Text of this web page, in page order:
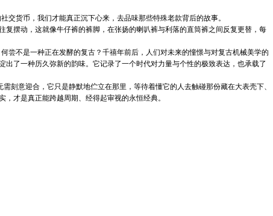
货币，我们才能真正沉下心来，去品味那些特殊老款背后的故事。
复摆动，这就像牛仔裤的裤脚，在张扬的喇叭裤与利落的直筒裤之间反复更替，每
尝不是一种正在发酵的复古？千禧年前后，人们对未来的憧憬与对复古机械美学的
了一种历久弥新的韵味。它记录了一个时代对力量与个性的极致表达，也承载了
刻意迎合，它只是静默地伫立在那里，等待着懂它的人去触碰那份藏在大表壳下、
才是真正能跨越周期、经得起审视的永恒经典。